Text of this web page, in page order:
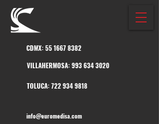
CDMX: 55 1667 8382
info@euromedisa.com
VILLAHERMOSA: 993 634 3020
TOLUCA: 722 934 9818